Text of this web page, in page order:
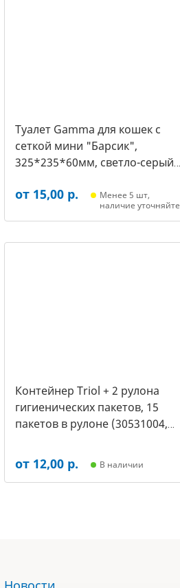
Туалет Gamma для кошек c
сеткой мини "Барсик",
325*235*60мм, светло-серый
от 15,00 р.
Менее 5 шт,
наличие уточняйте
Контейнер Triol + 2 рулона
гигиенических пакетов, 15
пакетов в рулоне (30531004,
от 12,00 р. В наличии